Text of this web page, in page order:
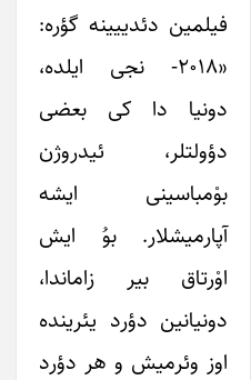
فیلمین دئدییینه گؤره:
«۲۰۱۸- نجی ایلده،
دونیا دا کی بعضی
دؤولتلر، ئیدروژن
بوْمباسینی ایشه
آپارمیشلار. بوُ ایش
اوْرتاق بیر زاماندا،
دونیانین دؤرد یئرینده
اوز وئرمیش و هر دؤرد